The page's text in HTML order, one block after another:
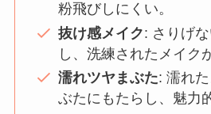
粉飛びしにくい。
抜け感メイク: さりげ
し、洗練されたメイク
濡れツヤまぶた: 濡れ
ぶたにもたらし、魅力